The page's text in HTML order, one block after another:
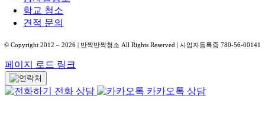
학교 청소
견적 문의
© Copyright 2012 – 2026 | 반짝반짝청소 All Rights Reserved | 사업자등록증 780-56-00141
페이지 로드 링크
전화 상담
카카오톡 상담